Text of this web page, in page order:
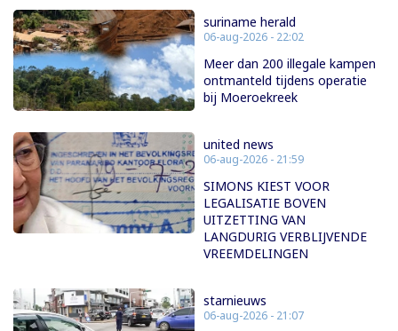
suriname herald
06-aug-2026 - 22:02
Meer dan 200 illegale kampen
ontmanteld tijdens operatie
bij Moeroekreek
united news
06-aug-2026 - 21:59
SIMONS KIEST VOOR
LEGALISATIE BOVEN
UITZETTING VAN
LANGDURIG VERBLIJVENDE
VREEMDELINGEN
starnieuws
06-aug-2026 - 21:07